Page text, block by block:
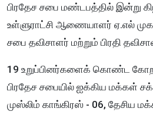
பிரதேச சபை மண்டபத்தில் இன்று
உள்ளுராட்சி ஆணையாளர் ஏ.எல்
சபை தவிசாளர் மற்றும் பிரதி
19 உறுப்பினர்களைக் கொண்ட
பிரதேச சபையில் ஐக்கிய மக்கள்
முஸ்லிம் காங்கிரஸ் - 06, தேசிய